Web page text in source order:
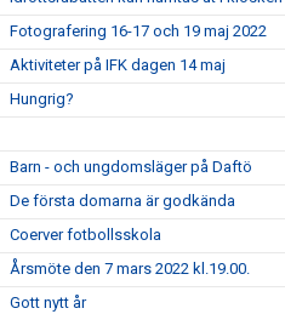
Fotografering 16-17 och 19 maj 2022
Aktiviteter på IFK dagen 14 maj
Hungrig?
Barn - och ungdomsläger på Daftö
De första domarna är godkända
Coerver fotbollsskola
Årsmöte den 7 mars 2022 kl.19.00.
Gott nytt år